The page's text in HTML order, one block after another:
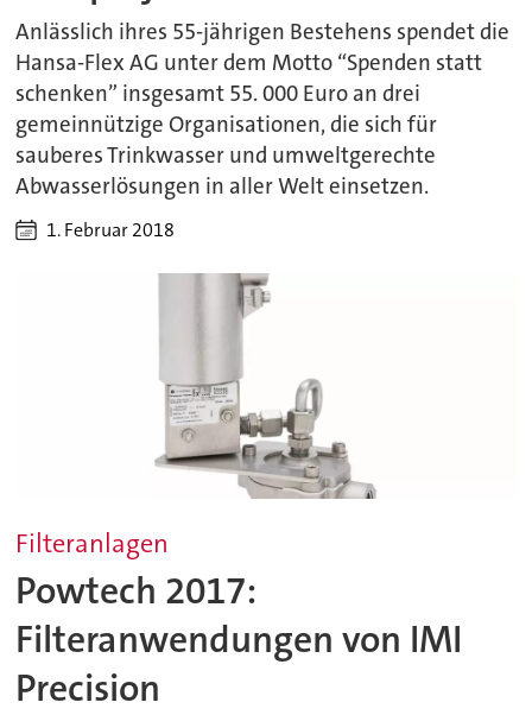
Anlässlich ihres 55-jährigen Bestehens spendet die
Hansa-Flex AG unter dem Motto “Spenden statt
schenken” insgesamt 55. 000 Euro an drei
gemeinnützige Organisationen, die sich für
sauberes Trinkwasser und umweltgerechte
Abwasserlösungen in aller Welt einsetzen.
1. Februar 2018
Filteranlagen
Powtech 2017:
Filteranwendungen von IMI
Precision